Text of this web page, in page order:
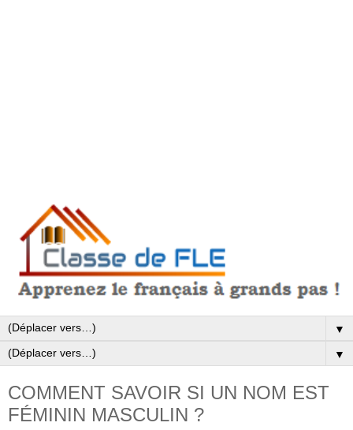
▼
▼
COMMENT SAVOIR SI UN NOM EST
FÉMININ MASCULIN ?